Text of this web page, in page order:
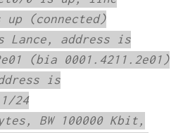
(connected)
Lance, address is
(bia 0001.4211.2e01)
is
24
BW 100000 Kbit,